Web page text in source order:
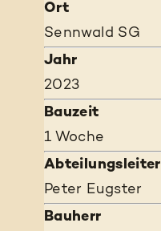
Ort
Sennwald SG
Jahr
2023
Bauzeit
1 Woche
Abteilungsleiter
Peter Eugster
Bauherr